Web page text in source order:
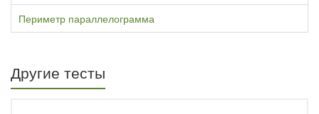
Периметр параллелограмма
Другие тесты